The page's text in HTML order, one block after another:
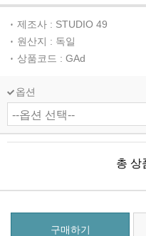
제조사 : STUDIO 49
원산지 : 독일
상품코드 : GAd
옵션
총 상
구매하기